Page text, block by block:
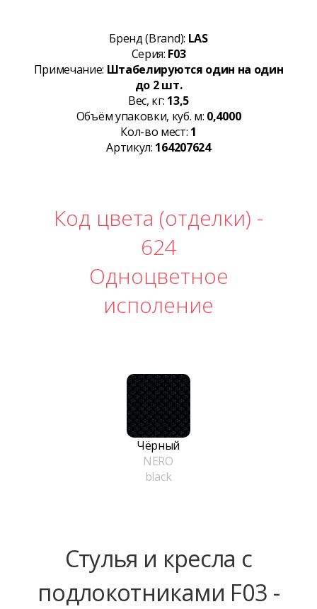
Бренд (Brand): LAS
Серия: F03
Примечание: Штабелируются один на один
до 2 шт.
Вес, кг: 13,5
Объём упаковки, куб. м: 0,4000
Кол-во мест: 1
Артикул: 164207624
Код цвета (отделки) -
624
Одноцветное
исполение
Чёрный
NERO
black
Стулья и кресла с
подлокотниками F03 -